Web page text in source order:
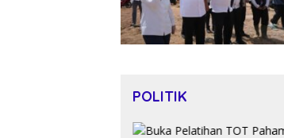
POLITIK